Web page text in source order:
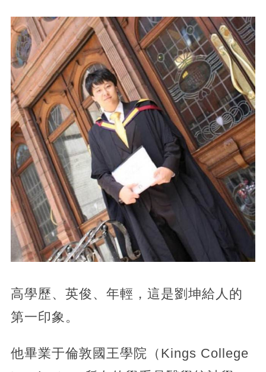
高學歷、英俊、年輕，這是劉坤給人的
第一印象。
他畢業于倫敦國王學院（Kings College